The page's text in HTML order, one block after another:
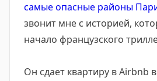
самые опасные районы
звонит мне с историей,
начало французского
Он сдает квартиру в Airbnb